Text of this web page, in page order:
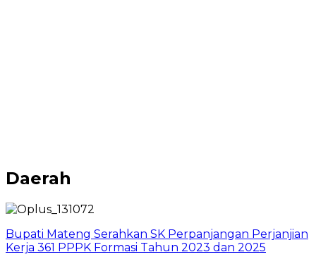
Daerah
Bupati Mateng Serahkan SK Perpanjangan Perjanjian
Kerja 361 PPPK Formasi Tahun 2023 dan 2025